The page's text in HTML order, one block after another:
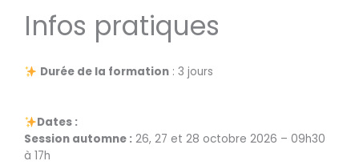
Infos pratiques
Durée de la formation: 3 jours
Dates :
Session automne : 26, 27 et 28 octobre 2026 – 09h30
à 17h